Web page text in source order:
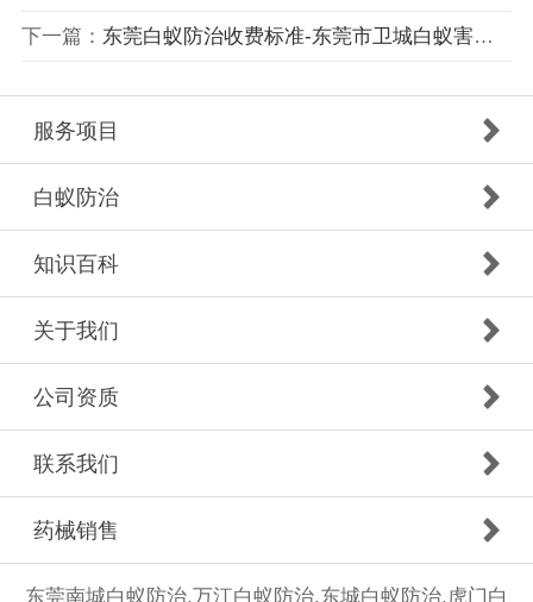
下一篇： 东莞白蚁防治收费标准-东莞市卫城白蚁害虫防治有限公司
服务项目
白蚁防治
知识百科
关于我们
公司资质
联系我们
药械销售
东莞南城白蚁防治,万江白蚁防治,东城白蚁防治,虎门白